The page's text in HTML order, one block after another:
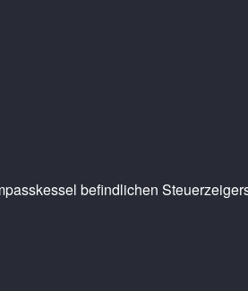
befindlichen